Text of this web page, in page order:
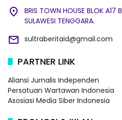
BRIS TOWN HOUSE BLOK A17
SULAWESI TENGGARA.
sultraberitaid@gmail.com
PARTNER LINK
Aliansi Jurnalis Independen
Persatuan Wartawan Indonesia
Asosiasi Media Siber Indonesia